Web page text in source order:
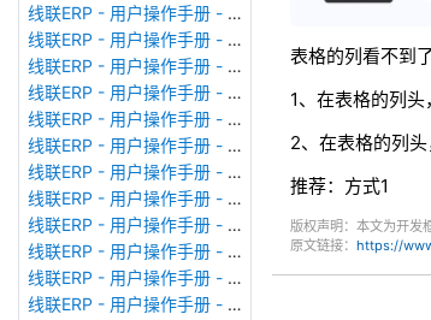
线联ERP - 用户操作手册 - 工厂管理
线联ERP - 用户操作手册 - 帐套管理
线联ERP - 用户操作手册 - 语种设置
线联ERP - 用户操作手册 - 国际化多语言
线联ERP - 用户操作手册 - 报表管理
线联ERP - 用户操作手册 - 字段名管理
线联ERP - 用户操作手册 - 模块管理
线联ERP - 用户操作手册 - 广播消息
线联ERP - 用户操作手册 - 审计日志
线联ERP - 用户操作手册 - 公司资料设置
线联ERP - 用户操作手册 - 系统参数设置
线联ERP - 用户操作手册 - 单据类型
表格的列看不到
1、在表格的列
2、在表格的列
推荐：方式1
版权声明：本文为开发
原文链接： https://